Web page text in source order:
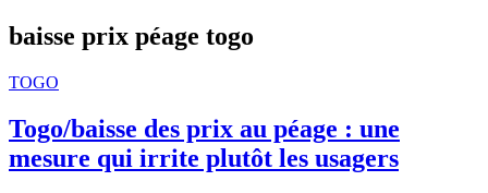
baisse prix péage togo
TOGO
Togo/baisse des prix au péage : une
mesure qui irrite plutôt les usagers